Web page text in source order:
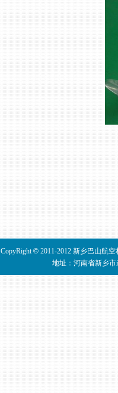
CopyRight©2011-2012 新乡巴山航
地址：河南省新乡